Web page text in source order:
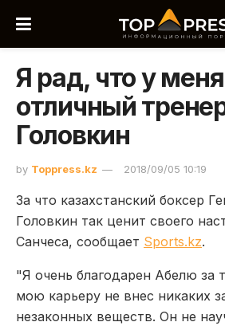
Я рад, что у
отличный
Головкин
by Toppress.kz 2018/09/05 10:19
За что казахстанский боксер
Головкин так ценит своего
Санчеса, сообщает Sports.kz.
"Я очень благодарен Абелю за
мою карьеру не внес никаких
незаконных веществ. Он не